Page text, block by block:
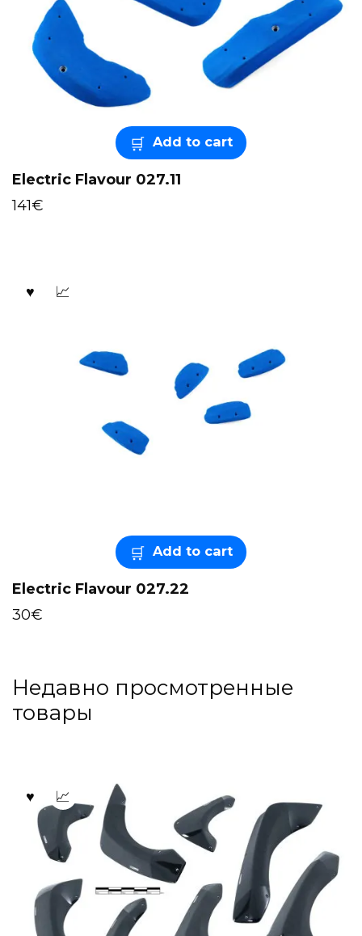
Add to cart
Electric Flavour 027.11
141€
Add to cart
Electric Flavour 027.22
30€
Недавно просмотренные
товары